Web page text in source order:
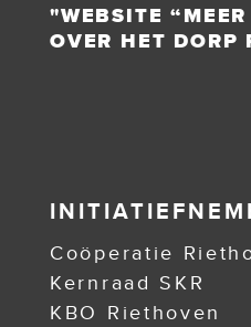
"WEBSITE
OVER HET DORP
Coöperatie
Kernraad SKR
KBO Riethoven